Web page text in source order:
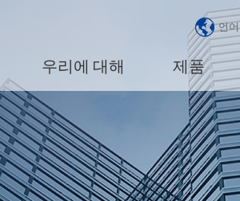
언어
우리에 대해 제품